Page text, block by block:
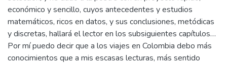
económico y sencillo, cuyos antecedentes y estudios
matemáticos, ricos en datos, y sus conclusiones, metódicas
y discretas, hallará el lector en los subsiguientes capítulos…
Por mí puedo decir que a los viajes en Colombia debo más
conocimientos que a mis escasas lecturas, más sentido